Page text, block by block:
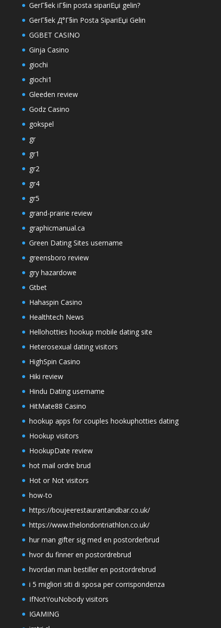
GerГ§ek iГ§in posta sipariЕџi gelin?
GerГ§ek Д°Г§in Posta SipariЕџi Gelin
GGBET CASINO
Ginja Casino
giochi
giochi1
Gleeden review
Godz Casino
gokspel
gr
gr1
gr2
gr4
gr5
grand-prairie review
graphicmanual.ca
Green Dating Sites username
greensboro review
gry hazardowe
Gtbet
Hahaspin Casino
Healthtech News
Hellohotties hookup mobile dating site
Heterosexual dating visitors
HighSpin Casino
Hiki review
Hindu Dating username
HitMate88 Casino
hookup apps for couples hookuphotties dating
Hookup visitors
HookupDate review
hot mail ordre brud
Hot or Not visitors
how-to
https://boujeerestaurantandbar.co.uk/
https://www.thelondontriathlon.co.uk/
hur man gifter sig med en postorderbrud
hvor du finner en postordrebrud
hvordan man bestiller en postordrebrud
i 5 migliori siti di sposa per corrispondenza
IfNotYouNobody visitors
IGAMING